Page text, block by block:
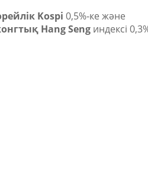
Kospi 0,5%-ке және
Hang Seng индексі